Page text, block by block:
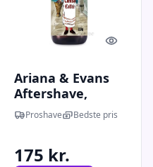
Quick
Ariana & Evans
Aftershave,
Turkish Coffee,
100 ml.
Proshave Bedste pris
175 kr.